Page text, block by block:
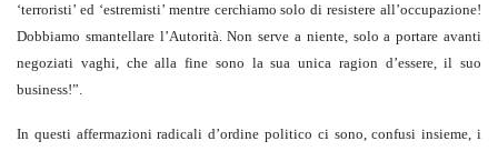
‘terroristi’ ed ‘estremisti’ mentre cerchiamo solo di resistere all’occupazione!
Dobbiamo smantellare l’Autorità. Non serve a niente, solo a portare avanti
negoziati vaghi, che alla fine sono la sua unica ragion d’essere, il suo
business!”.
In questi affermazioni radicali d’ordine politico ci sono, confusi insieme, i